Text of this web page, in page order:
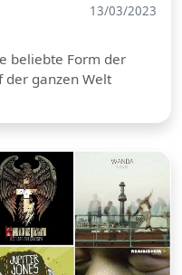
13/03/2023
beliebte Form der
der ganzen Welt